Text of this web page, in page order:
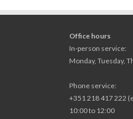
Office hours
In-person service:
Monday, Tuesday,
Phone service:
+351 218 417 222
10:00 to 12:00